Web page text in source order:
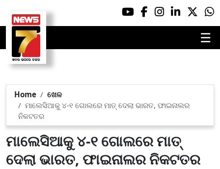
☰
Home
ଖେଳ
ମାଲେସିଆକୁ ୪-୧ ଗୋଲରେ ମାତ୍ ଦେଲା ଭାରତ, ଫାଇନାଲର
ନିକଟତର
ମାଲେସିଆକୁ ୪-୧ ଗୋଲରେ ମାତ୍
ଦେଲା ଭାରତ, ଫାଇନାଲର ନିକଟତର